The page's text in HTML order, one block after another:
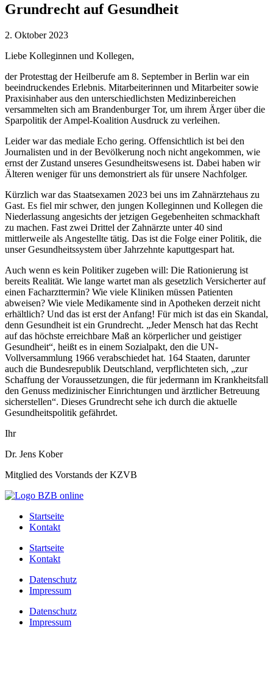
Grundrecht auf Gesundheit
2. Oktober 2023
Liebe Kolleginnen und Kollegen,
der Protesttag der Heilberufe am 8. September in Berlin war ein
beeindruckendes Erlebnis. Mitarbeiterinnen und Mitarbeiter sowie
Praxisinhaber aus den unterschiedlichsten Medizinbereichen
versammelten sich am Brandenburger Tor, um ihrem Ärger über die
Sparpolitik der Ampel-Koalition Ausdruck zu verleihen.
Leider war das mediale Echo gering. Offensichtlich ist bei den
Journalisten und in der Bevölkerung noch nicht angekommen, wie
ernst der Zustand unseres Gesundheitswesens ist. Dabei haben wir
Älteren weniger für uns demonstriert als für unsere Nachfolger.
Kürzlich war das Staatsexamen 2023 bei uns im Zahnärztehaus zu
Gast. Es fiel mir schwer, den jungen Kolleginnen und Kollegen die
Niederlassung angesichts der jetzigen Gegebenheiten schmackhaft
zu machen. Fast zwei Drittel der Zahnärzte unter 40 sind
mittlerweile als Angestellte tätig. Das ist die Folge einer Politik, die
unser Gesundheitssystem über Jahrzehnte kaputtgespart hat.
Auch wenn es kein Politiker zugeben will: Die Rationierung ist
bereits Realität. Wie lange wartet man als gesetzlich Versicherter auf
einen Facharzttermin? Wie viele Kliniken müssen Patienten
abweisen? Wie viele Medikamente sind in Apotheken derzeit nicht
erhältlich? Und das ist erst der Anfang! Für mich ist das ein Skandal,
denn Gesundheit ist ein Grundrecht. „Jeder Mensch hat das Recht
auf das höchste erreichbare Maß an körperlicher und geistiger
Gesundheit“, heißt es in einem Sozialpakt, den die UN-
Vollversammlung 1966 verabschiedet hat. 164 Staaten, darunter
auch die Bundesrepublik Deutschland, verpflichteten sich, „zur
Schaffung der Voraussetzungen, die für jedermann im Krankheitsfall
den Genuss medizinischer Einrichtungen und ärztlicher Betreuung
sicherstellen“. Dieses Grundrecht sehe ich durch die aktuelle
Gesundheitspolitik gefährdet.
Ihr
Dr. Jens Kober
Mitglied des Vorstands der KZVB
Startseite
Kontakt
Startseite
Kontakt
Datenschutz
Impressum
Datenschutz
Impressum